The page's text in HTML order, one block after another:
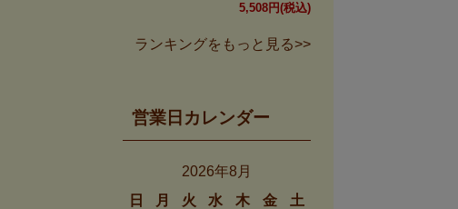
5,508円(税込)
ランキングをもっと見る>>
営業日カレンダー
2026年8月
日
月 火 水 木 金 土